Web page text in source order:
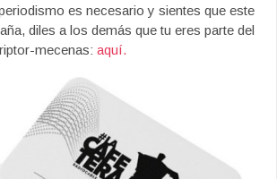
es necesario y sientes que este
diles a los demás que tu eres parte del
mecenas: aquí.